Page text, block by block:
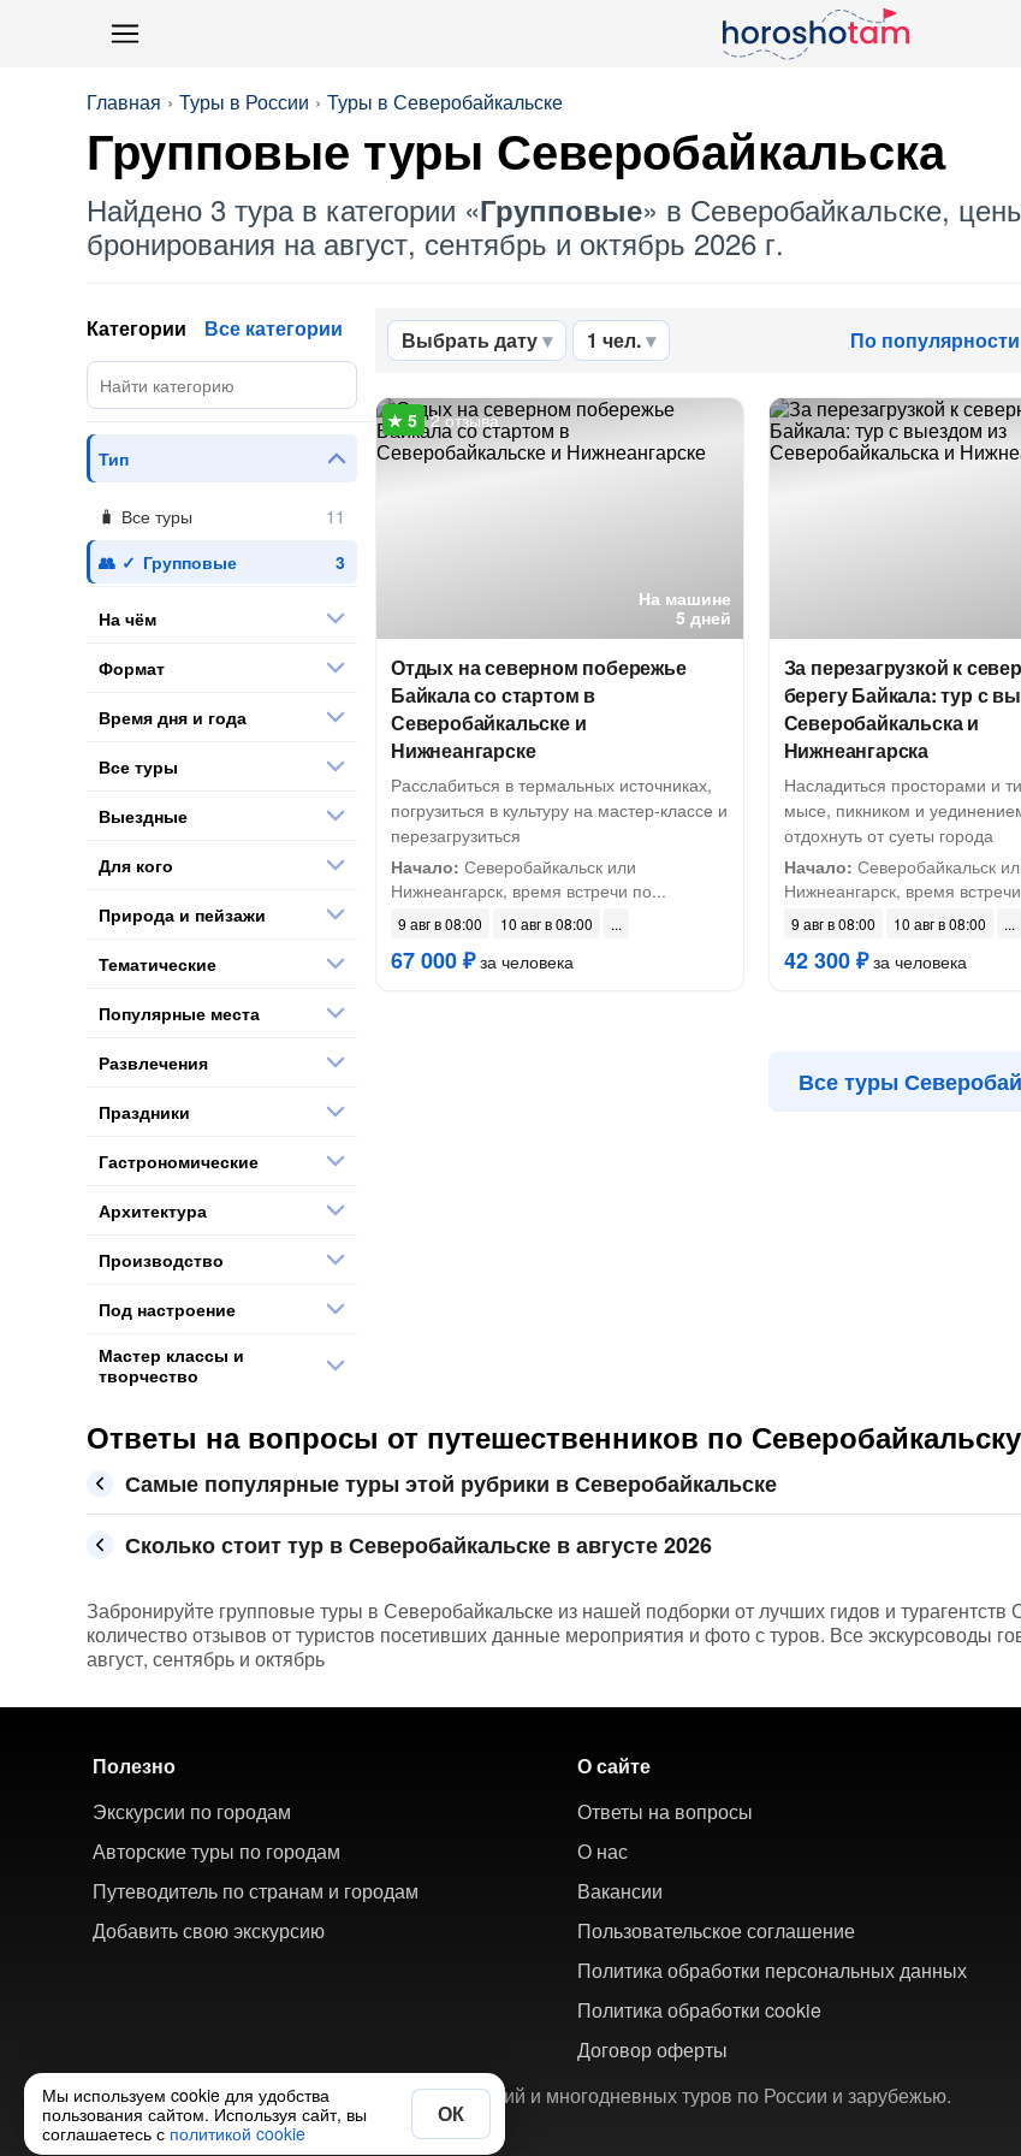
Главная Туры в России Туры в Северобайкальске
Групповые туры Северобайкальска
Найдено 3 тура в категории «Групповые» в Северобайкальске,
бронирования на август, сентябрь и октябрь 2026 г.
Выбрать дату 1 чел. По популярности
На машине
5 дней
2 отзыва
Отдых на северном побережье
Байкала со стартом в
Северобайкальске и
Нижнеангарске
Расслабиться в термальных источниках,
погрузиться в культуру на мастер-классе и
перезагрузиться
Начало: Северобайкальск или
Нижнеангарск, время встречи по...
9 авг в 08:00 10 авг в 08:00
67 000 ₽за человека
За перезагрузкой к
берегу Байкала: тур с
Северобайкальска и
Нижнеангарска
Насладиться просторами и
мысе, пикником и
отдохнуть от суеты города
Начало: Северобайкальск
Нижнеангарск, время
9 авг в 08:00 10 авг в 08:00
42 300 ₽за человека
Все туры
Категории Все категории
Тип
Все туры
Групповые
На чём
Формат
Время дня и года
Все туры
Выездные
Для кого
Природа и пейзажи
Тематические
Популярные места
Развлечения
Праздники
Гастрономические
Архитектура
Производство
Под настроение
Мастер классы и
творчество
Ответы на вопросы от путешественников по
Самые популярные туры этой рубрики в Северобайкальске
Сколько стоит тур в Северобайкальске в августе 2026
Забронируйте групповые туры в Северобайкальске из нашей подборки от лучших гидов и
количество отзывов от туристов посетивших данные мероприятия и фото с туров. Все экскурсоводы
август, сентябрь и октябрь
Полезно
Экскурсии по городам
Авторские туры по городам
Путеводитель по странам и городам
Добавить свою экскурсию
О сайте
Ответы на вопросы
О нас
Вакансии
Пользовательское соглашение
Политика обработки персональных данных
Политика обработки cookie
Договор оферты
© 2018-2026 ХорошоТам — агрегатор экскурсий и многодневных туров по России и зарубежью.
Мы используем cookie для удобства
пользования сайтом. Используя сайт, вы
соглашаетесь с политикой cookie
ОК